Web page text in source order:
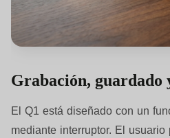
Grabación, guardado
El Q1 está diseñado con un
mediante interruptor. El